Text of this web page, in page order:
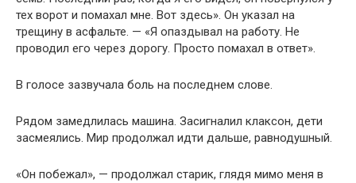
тех ворот и помахал мне. Вот здесь». Он указал на
трещину в асфальте. — «Я опаздывал на работу. Не
проводил его через дорогу. Просто помахал в ответ».
В голосе зазвучала боль на последнем слове.
Рядом замедлилась машина. Засигналил клаксон, дети
засмеялись. Мир продолжал идти дальше, равнодушный.
«Он побежал», — продолжал старик, глядя мимо меня в